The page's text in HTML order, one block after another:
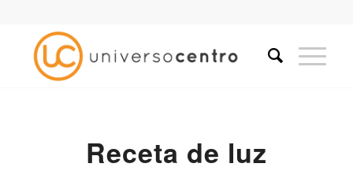
Receta de luz